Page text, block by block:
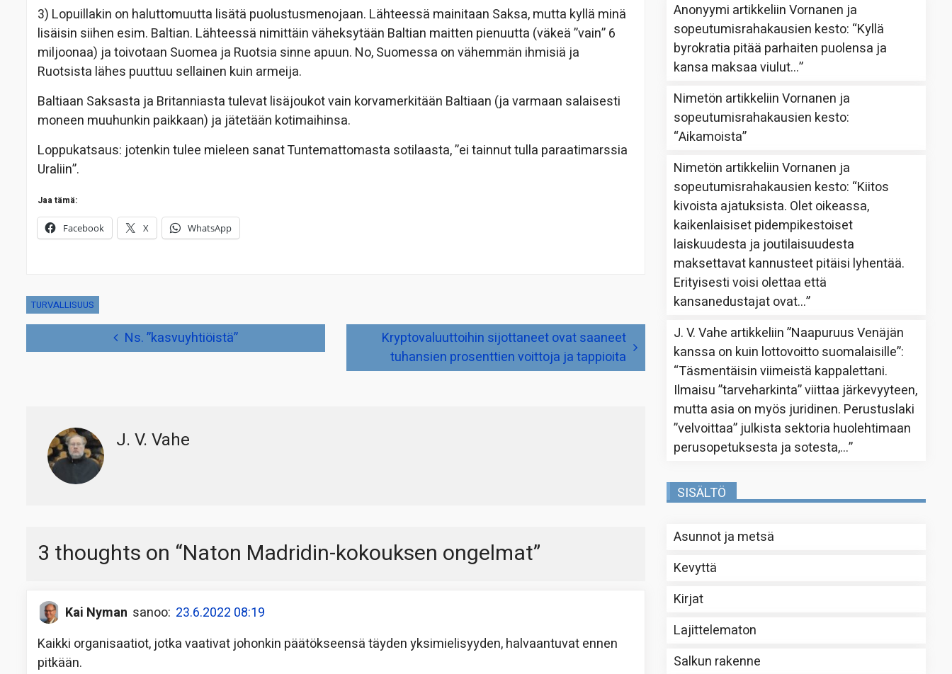
3) Lopuillakin on haluttomuutta lisätä puolustusmenojaan. Lähteessä mainitaan Saksa, mutta kyllä minä
lisäisin siihen esim. Baltian. Lähteessä nimittäin väheksytään Baltian maitten pienuutta (väkeä ”vain” 6
miljoonaa) ja toivotaan Suomea ja Ruotsia sinne apuun. No, Suomessa on vähemmän ihmisiä ja
Ruotsista lähes puuttuu sellainen kuin armeija.
Baltiaan Saksasta ja Britanniasta tulevat lisäjoukot vain korvamerkitään Baltiaan (ja varmaan salaisesti
moneen muuhunkin paikkaan) ja jätetään kotimaihinsa.
Loppukatsaus: jotenkin tulee mieleen sanat Tuntemattomasta sotilaasta, ”ei tainnut tulla paraatimarssia
Uraliin”.
Jaa tämä:
Facebook X WhatsApp
TURVALLISUUS
Ns. ”kasvuyhtiöistä”
Kryptovaluuttoihin sijottaneet ovat saaneet
tuhansien prosenttien voittoja ja tappioita
J. V. Vahe
3 thoughts on “Naton Madridin-kokouksen ongelmat”
Kai Nyman sanoo: 23.6.2022 08:19
Kaikki organisaatiot, jotka vaativat johonkin päätökseensä täyden yksimielisyyden, halvaantuvat ennen
pitkään.
Anonyymi artikkeliinVornanen ja
sopeutumisrahakausien kesto: “Kyllä
byrokratia pitää parhaiten puolensa ja
kansa maksaa viulut…”
Nimetön artikkeliinVornanen ja
sopeutumisrahakausien kesto:
“Aikamoista”
Nimetön artikkeliinVornanen ja
sopeutumisrahakausien kesto: “Kiitos
kivoista ajatuksista. Olet oikeassa,
kaikenlaisiset pidempikestoiset
laiskuudesta ja joutilaisuudesta
maksettavat kannusteet pitäisi lyhentää.
Erityisesti voisi olettaa että
kansanedustajat ovat…”
J. V. Vahe artikkeliin”Naapuruus Venäjän
kanssa on kuin lottovoitto suomalaisille”:
“Täsmentäisin viimeistä kappalettani.
Ilmaisu ”tarveharkinta” viittaa järkevyyteen,
mutta asia on myös juridinen. Perustuslaki
”velvoittaa” julkista sektoria huolehtimaan
perusopetuksesta ja sotesta,…”
SISÄLTÖ
Asunnot ja metsä
Kevyttä
Kirjat
Lajittelematon
Salkun rakenne